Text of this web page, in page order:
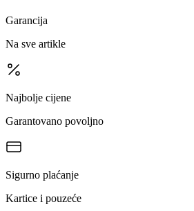
Garancija
Na sve artikle
Najbolje cijene
Garantovano povoljno
Sigurno plaćanje
Kartice i pouzeće